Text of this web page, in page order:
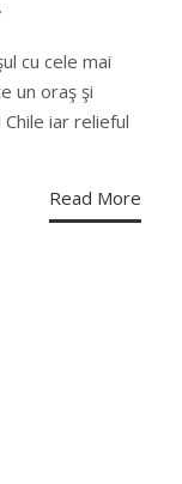
cu cele mai
un oraş şi
iar relieful
Read More